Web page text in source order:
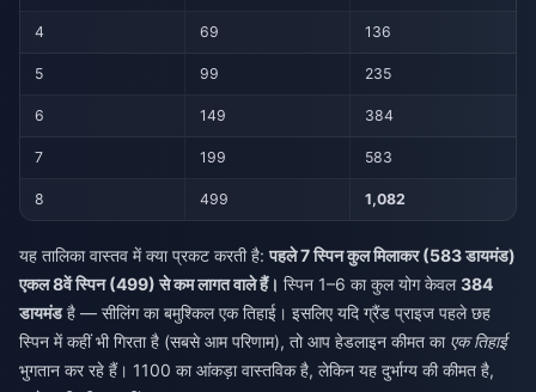
4 69 136
5 99 235
6 149 384
7 199 583
8 499 1,082
यह तालिका वास्तव में क्या प्रकट करती है:पहले 7 स्पिन कुल मिलाकर (583 डायमंड)
एकल 8वें स्पिन (499) से कम लागत वाले हैं। स्पिन 1–6 का कुल योग केवल384
डायमंडहै — सीलिंग का बमुश्किल एक तिहाई। इसलिए यदि ग्रैंड प्राइज पहले छह
स्पिन में कहीं भी गिरता है (सबसे आम परिणाम), तो आप हेडलाइन कीमत का एक तिहाई
भुगतान कर रहे हैं। 1100 का आंकड़ा वास्तविक है, लेकिन यह दुर्भाग्य की कीमत है,